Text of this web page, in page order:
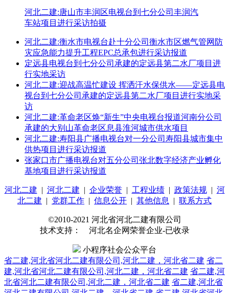
河北二建:唐山市丰润区电视台到七分公司丰润汽
车站项目进行采访拍摄
河北二建:衡水市电视台赴十分公司衡水市区燃气管网防
灾应急能力提升工程EPC总承包进行采访报道
定远县电视台到七分公司承建的定远县第二水厂项目进
行实地采访
河北二建:迎战高温忙建设 挥洒汗水保供水——定远县电
视台到七分公司承建的定远县第二水厂项目进行实地采
访
河北二建:革命老区焕“新生”中央电视台报道河南分公司
承建的大别山革命老区息县淮河城市供水项目
河北二建:寿阳县广播电视台对一分公司寿阳县城市集中
供热项目进行采访报道
张家口市广播电视台对五分公司张北数字经济产业孵化
基地项目进行采访报道
河北二建 | 河北二建 | 企业荣誉| 工程业绩| 政策法规| 河
北二建 | 党群工作 | 信息公开 | 其他信息 | 联系方式
©2010-2021 河北省河北二建有限公司
技术支持： 河北名企网荣誉企业-已收录
小程序社会公众平台
省二建,河北省河北二建有限公司,河北二建，河北省二建 省二
建,河北省河北二建有限公司,河北二建，河北省二建 省二建,河
北省河北二建有限公司,河北二建，河北省二建 省二建,河北省